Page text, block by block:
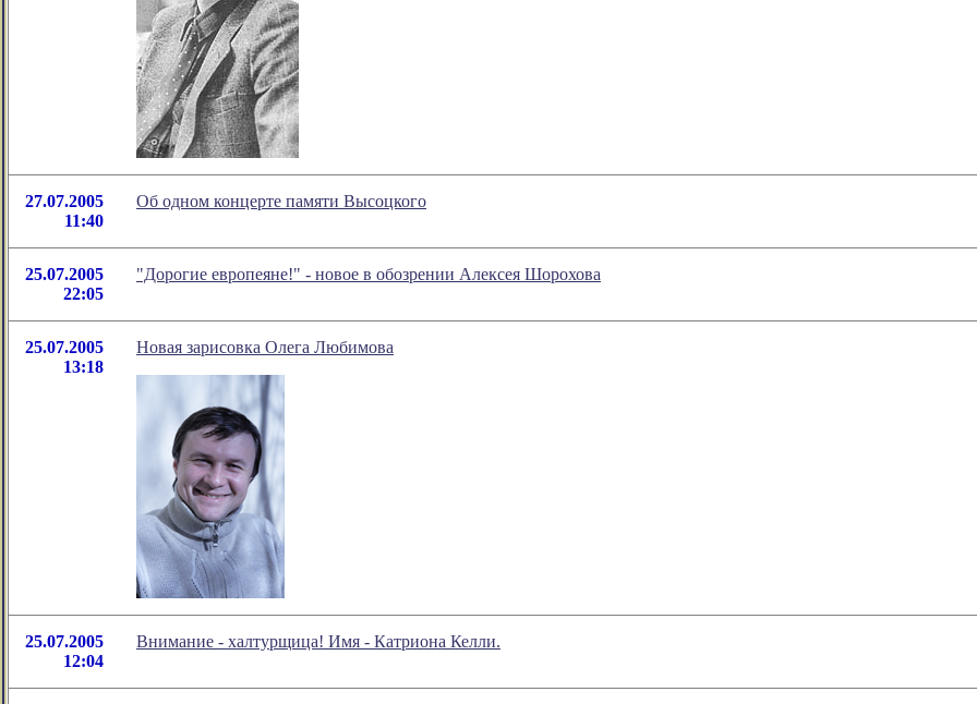
27.07.2005
11:40
Об одном концерте памяти Высоцкого
25.07.2005
22:05
"Дорогие европеяне!" - новое в обозрении Алексея Шорохова
25.07.2005
13:18
Новая зарисовка Олега Любимова
25.07.2005
12:04
Внимание - халтурщица! Имя - Катриона Келли.